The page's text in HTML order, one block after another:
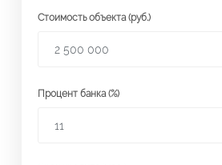
Стоимость объекта (руб.)
Процент банка (%)